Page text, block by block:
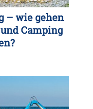
– wie gehen
Camping